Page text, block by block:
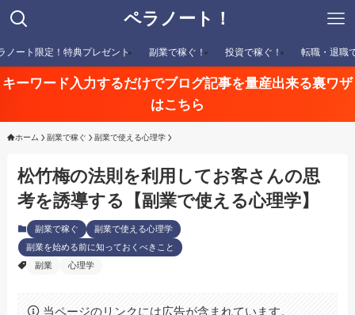
ペラノート！
ノート限定！特典プレゼント 副業で稼ぐ！ 投資で稼ぐ！ 転職・退職
キーワード入力するだけでブログ記事を量産出来る裏ワザ
はこちら
ホーム 副業で稼ぐ 副業で使える心理学
松竹梅の法則を利用してお客さんの思
考を誘導する【副業で使える心理学】
副業で稼ぐ
副業で使える心理学
副業を始める前に知っておくべきこと
副業
心理学
当ページのリンクには広告が含まれています。